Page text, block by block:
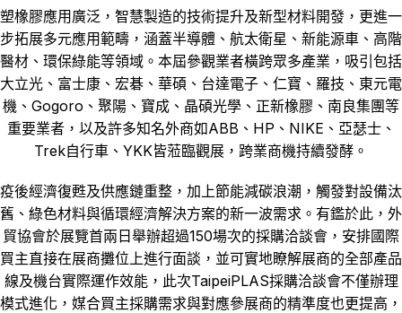
塑橡膠應用廣泛，智慧製造的技術提升及新型材料開發，更進一
步拓展多元應用範疇，涵蓋半導體、航太衛星、新能源車、高階
醫材、環保綠能等領域。本屆參觀業者橫跨眾多產業，吸引包括
大立光、富士康、宏碁、華碩、台達電子、仁寶、羅技、東元電
機、Gogoro、聚陽、寶成、晶碩光學、正新橡膠、南良集團等
重要業者，以及許多知名外商如ABB、HP、NIKE、亞瑟士、
Trek自行車、YKK皆蒞臨觀展，跨業商機持續發酵。
疫後經濟復甦及供應鏈重整，加上節能減碳浪潮，觸發對設備汰
舊、綠色材料與循環經濟解決方案的新一波需求。有鑑於此，外
貿協會於展覽首兩日舉辦超過150場次的採購洽談會，安排國際
買主直接在展商攤位上進行面談，並可實地瞭解展商的全部產品
線及機台實際運作效能，此次TaipeiPLAS採購洽談會不僅辦理
模式進化，媒合買主採購需求與對應參展商的精準度也更提高，